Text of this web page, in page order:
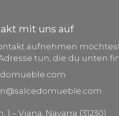
mit uns auf
aufnehmen
tun, die du unten
1 – Viana, Navarra (31230)